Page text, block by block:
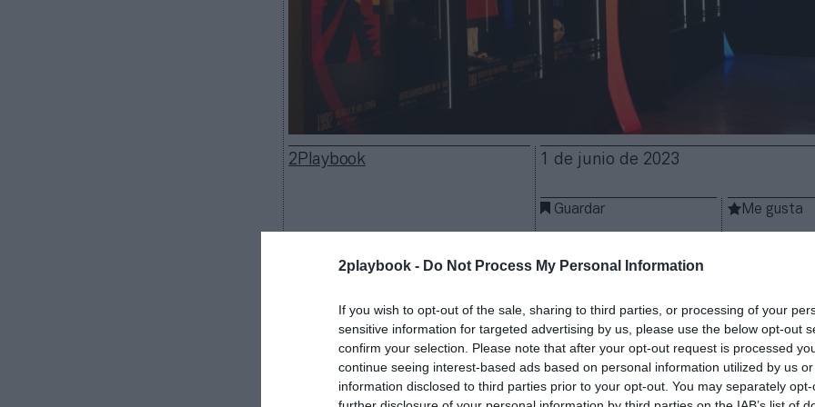
2playbook - Do Not Process My Personal Information
If you wish to opt-out of the sale, sharing to third parties, or processing of your
sensitive information for targeted advertising by us, please use the below opt-out
confirm your selection. Please note that after your opt-out request is processed
continue seeing interest-based ads based on personal information utilized by us
information disclosed to third parties prior to your opt-out. You may separately
2Playbook 1 de junio de 2023
Guardar Me gusta
Madrid cuenta desde hoy con un museo del fútbol. Un gran espacio
de encuentro de los fans y coleccionistas del deporte rey. Su
Legends Collection –sin relación con la consultora
agrupado en sus diferentes salas 600 piezas exclusivas.La
es de 8 millones de euros,tal y como avanzó2Playbook.
En el proyecto, la compañía cuenta como principal socio con